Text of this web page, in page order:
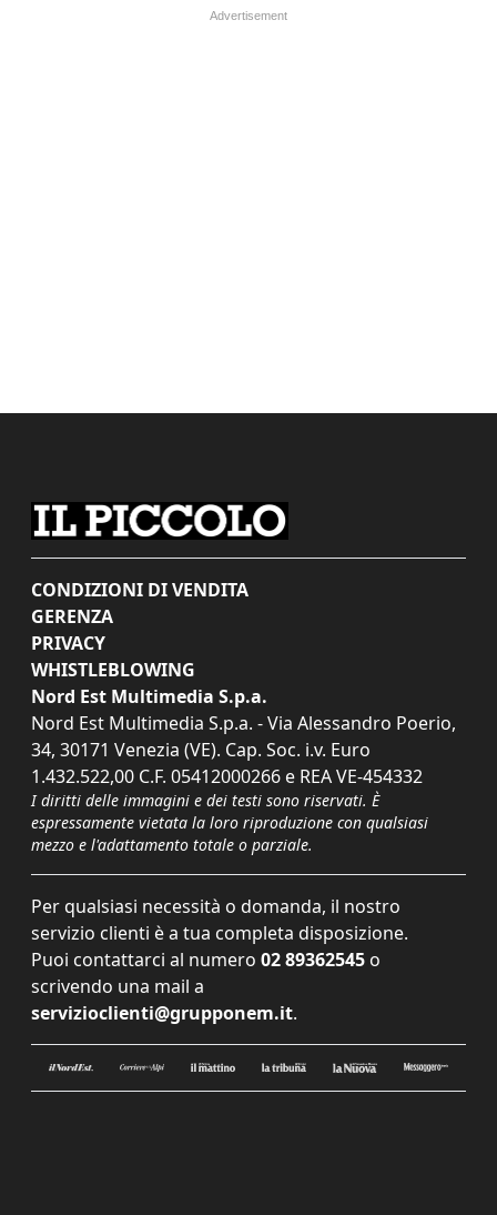
CONDIZIONI DI VENDITA
GERENZA
PRIVACY
WHISTLEBLOWING
Nord Est Multimedia S.p.a.
Nord Est Multimedia S.p.a. - Via Alessandro Poerio,
34, 30171 Venezia (VE). Cap. Soc. i.v. Euro
1.432.522,00 C.F. 05412000266 e REA VE-454332
I diritti delle immagini e dei testi sono riservati. È
espressamente vietata la loro riproduzione con qualsiasi
mezzo e l'adattamento totale o parziale.
Per qualsiasi necessità o domanda, il nostro
servizio clienti è a tua completa disposizione.
Puoi contattarci al numero 02 89362545 o
scrivendo una mail a
servizioclienti@grupponem.it.